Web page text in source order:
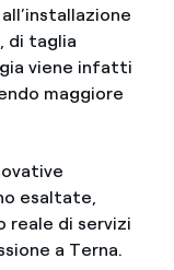
di taglia
viene infatti
maggiore
esaltate,
di servizi
a Terna.